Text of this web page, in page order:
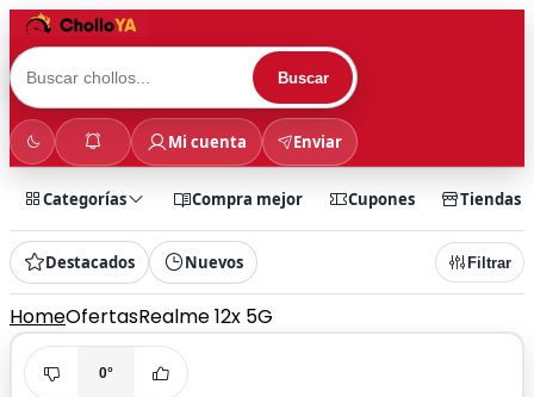
Buscar
Mi cuenta Enviar
Categorías Compra mejor Cupones Tiendas
Destacados Nuevos Filtrar
HomeOfertasRealme 12x 5G
0°